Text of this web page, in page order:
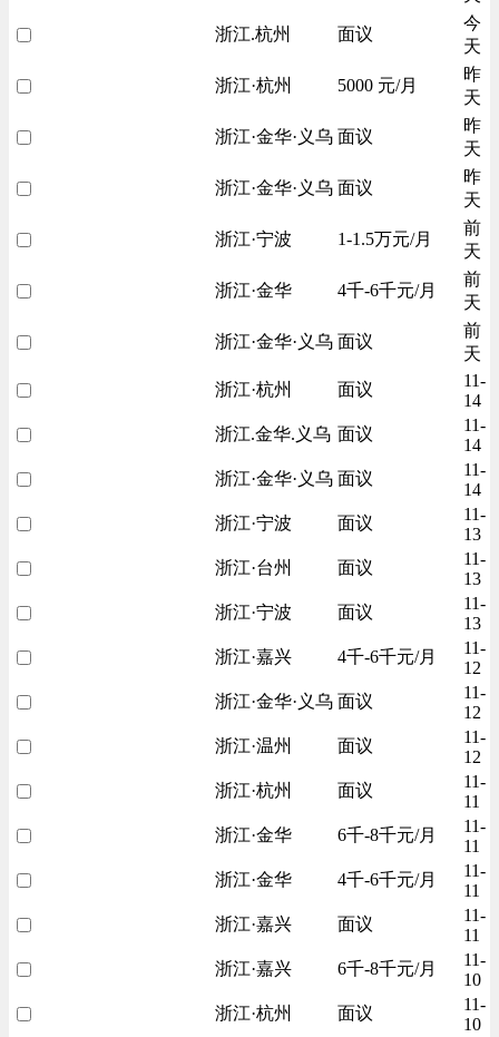
浙江.杭州 面议
今
天
浙江·杭州 5000 元/月
昨
天
浙江·金华·义乌 面议
昨
天
浙江·金华·义乌 面议
昨
天
浙江·宁波 1-1.5万元/月
前
天
浙江·金华 4千-6千元/月
前
天
浙江·金华·义乌 面议
前
天
浙江·杭州
面议
11-
14
浙江.金华.义乌 面议
11-
14
浙江·金华·义乌 面议
11-
14
浙江·宁波
面议
11-
13
浙江·台州
面议
11-
13
浙江·宁波
面议
11-
13
浙江·嘉兴
4千-6千元/月
11-
12
浙江·金华·义乌 面议
11-
12
浙江·温州
面议
11-
12
浙江·杭州
面议
11-
11
浙江·金华
6千-8千元/月
11-
11
浙江·金华
4千-6千元/月
11-
11
浙江·嘉兴
面议
11-
11
浙江·嘉兴
6千-8千元/月
11-
10
浙江·杭州
面议
11-
10